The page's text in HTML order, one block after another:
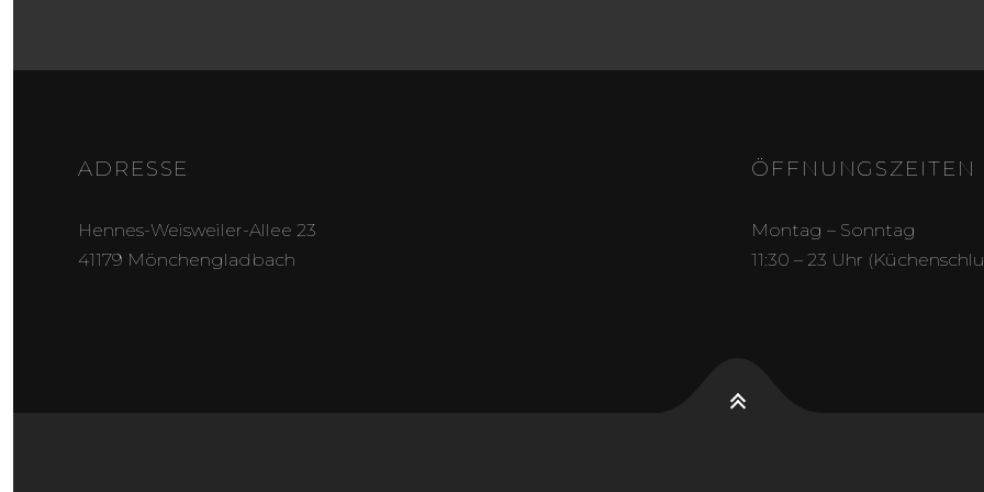
ADRESSE
Hennes-Weisweiler-Allee 23
41179 Mönchengladbach
ÖFFNUNGSZEITEN
Montag – Sonntag
11:30 – 23 Uhr